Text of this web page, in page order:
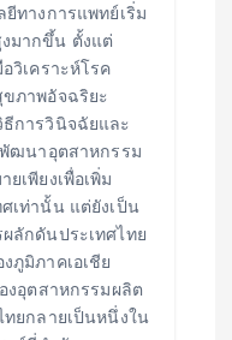
ทางการแพทย์เริ่ม
มากขึ้น ตั้งแต่
วิเคราะห์โรค
ภาพอัจฉริยะ
ธีการวินิจฉัยและ
พัฒนาอุตสาหกรรม
เพียงเพื่อเพิ่ม
เท่านั้น แต่ยังเป็น
ลักดันประเทศไทย
ภูมิภาคเอเชีย
งอุตสาหกรรมผลิต
ยกลายเป็นหนึ่งใน